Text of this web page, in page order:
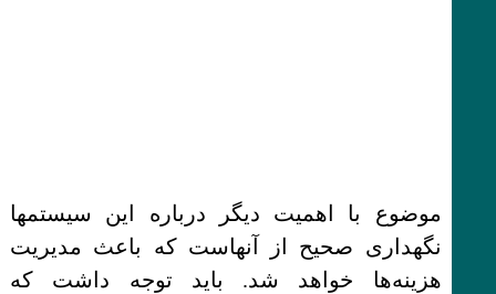
موضوع با اهمیت دیگر درباره این سیستمها
نگهداری صحیح از آنهاست که باعث مدیریت
هزینه‌ها خواهد شد. باید توجه داشت که